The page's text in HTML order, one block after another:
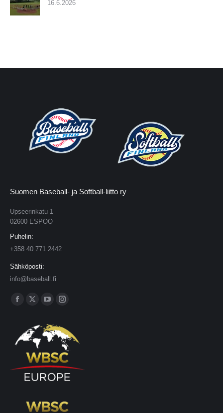
16.6.2026
Suomen Baseball- ja Softball-liitto ry
Upseerinkatu 1
02600 ESPOO
Puhelin:
+358 40 771 2442
Sähköposti:
info@baseball.fi
Find us on:
opens
in
new
window
opens
in
new
window
opens
in
new
window
opens
in
new
window